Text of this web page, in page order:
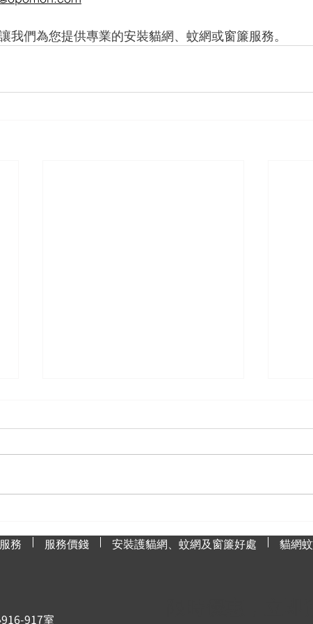
我們為您提供專業的安裝貓網、蚊網或窗簾服務。
選擇？
漬？
務 服務價錢 安裝護貓網、蚊網及窗簾好處 貓網
917室